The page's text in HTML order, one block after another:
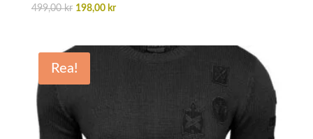
499,00kr Det
var:
499,00 kr.
198,00 krDet
Rea!